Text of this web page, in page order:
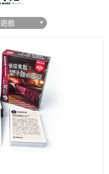
戲